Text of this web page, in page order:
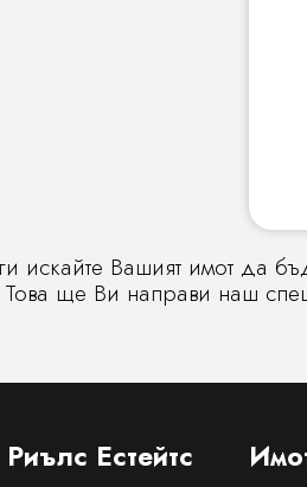
искайте Вашият имот да
Това ще Ви направи наш
Естейтс